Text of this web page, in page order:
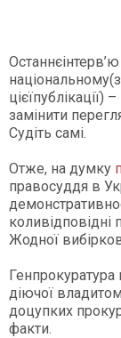
Останнєінтерв’ю
замінити
Судіть самі.
Отже, на думку
правосуддя в
коливідповідні
Жодної
діючої
доцупких
факти.